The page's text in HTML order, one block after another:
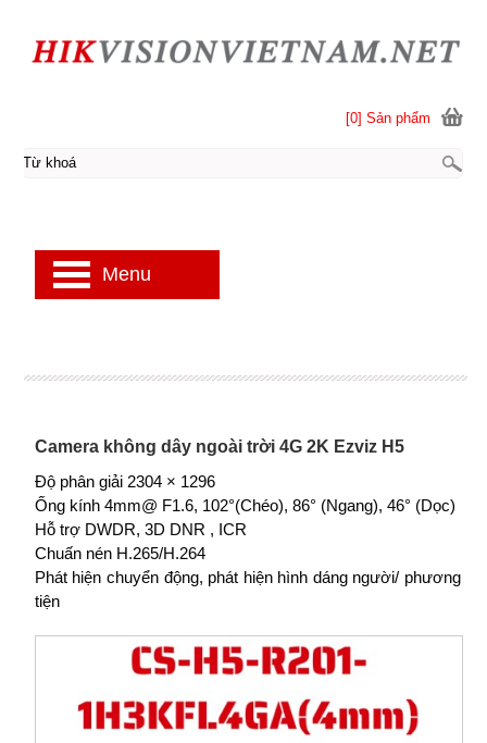
Camera không dây ngoài trời 4G 2K Ezviz H5
Độ phân giải 2304 × 1296
Ống kính 4mm@ F1.6, 102°(Chéo), 86° (Ngang), 46° (Dọc)
Hỗ trợ DWDR, 3D DNR , ICR
Chuấn nén H.265/H.264
Phát hiện chuyển động, phát hiện hình dáng người/ phương
tiện
[0] Sản phẩm
Menu